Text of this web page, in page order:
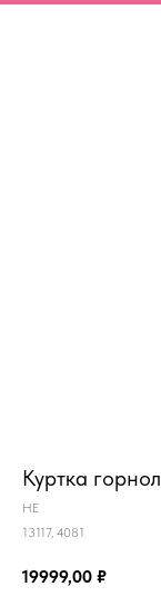
Куртка
HE
13117, 4081
19999,00 ₽